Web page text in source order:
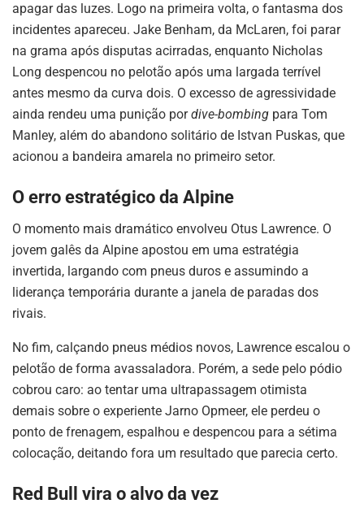
apagar das luzes. Logo na primeira volta, o fantasma dos
incidentes apareceu. Jake Benham, da McLaren, foi parar
na grama após disputas acirradas, enquanto Nicholas
Long despencou no pelotão após uma largada terrível
antes mesmo da curva dois. O excesso de agressividade
ainda rendeu uma punição pordive-bombing para Tom
Manley, além do abandono solitário de Istvan Puskas, que
acionou a bandeira amarela no primeiro setor.
O erro estratégico da Alpine
O momento mais dramático envolveu Otus Lawrence. O
jovem galês da Alpine apostou em uma estratégia
invertida, largando com pneus duros e assumindo a
liderança temporária durante a janela de paradas dos
rivais.
No fim, calçando pneus médios novos, Lawrence escalou o
pelotão de forma avassaladora. Porém, a sede pelo pódio
cobrou caro: ao tentar uma ultrapassagem otimista
demais sobre o experiente Jarno Opmeer, ele perdeu o
ponto de frenagem, espalhou e despencou para a sétima
colocação, deitando fora um resultado que parecia certo.
Red Bull vira o alvo da vez